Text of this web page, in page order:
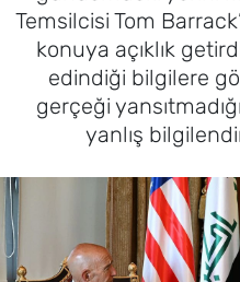
Temsilcisi Tom
konuya açıklık
edindiği bilgilere
gerçeği
yanlış